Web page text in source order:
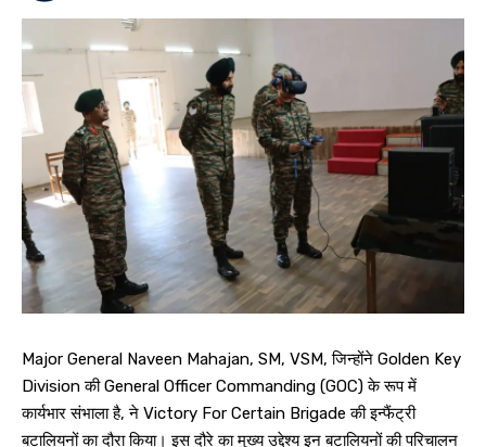
Major General Naveen Mahajan, SM, VSM, जिन्होंने Golden Key
Division की General Officer Commanding (GOC) के रूप में
कार्यभार संभाला है, ने Victory For Certain Brigade की इन्फैंट्री
बटालियनों का दौरा किया। इस दौरे का मुख्य उद्देश्य इन बटालियनों की परिचालन